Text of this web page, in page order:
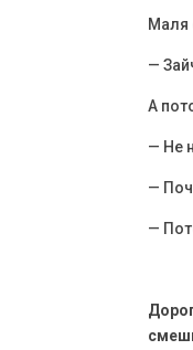
Маля
—
А
— Не
—
—